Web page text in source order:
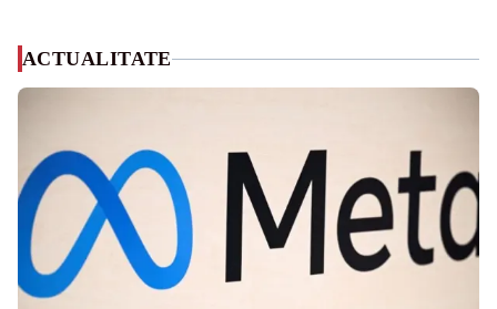
ACTUALITATE